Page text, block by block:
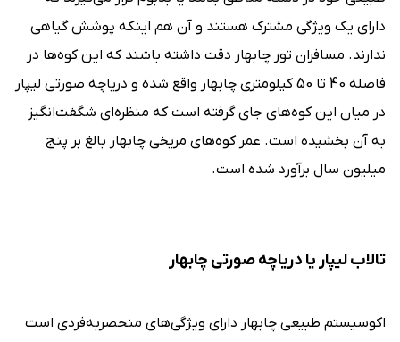
دارای یک ویژگی مشترک هستند و آن هم اینکه پوشش گیاهی
ندارند. مسافران تور چابهار دقت داشته باشند که این کوه‌ها در
فاصله 40 تا 50 کیلومتری چابهار واقع شده و دریاچه صورتی لیپار
در میان این کوه‌های جای گرفته است که منظره‌ای شگفت‌انگیز
به آن بخشیده است. عمر کوه‌های مریخی چابهار بالغ بر پنج
میلیون سال برآورد شده است.
تالاب لیپار یا دریاچه صورتی چابهار
اکوسیستم طبیعی چابهار دارای ویژگی‌های منحصربه‌فردی است